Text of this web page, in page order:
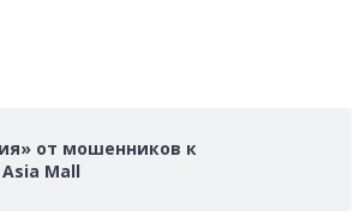
от мошенников к
Mall